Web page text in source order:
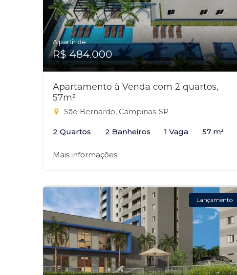
A partir de:
R$ 484.000
Apartamento à Venda com 2 quartos,
57m²
São Bernardo, Campinas-SP
2 Quartos 2 Banheiros 1 Vaga 57 m²
Mais informações
Lançamento